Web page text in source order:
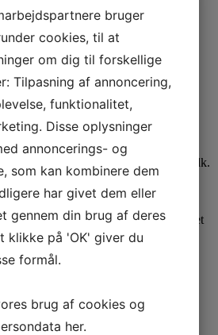
og i danske kroner, hvor intet andet
opdateres løbende.
Danmarks grænser ekskl.
på produkter købt hos Risumfeldt.dk.
gå i stykker under
denne vederlagsfrit af
dårlig vedligeholdelse er ikke dækket
bruger
cookies, til at
om dig til forskellige
Tilpasning af annoncering,
funktionalitet,
Disse oplysninger
annoncerings- og
som kan kombinere dem
har givet dem eller
gennem din brug af deres
klikke på 'OK' giver du
formål.
brug af cookies og
her.